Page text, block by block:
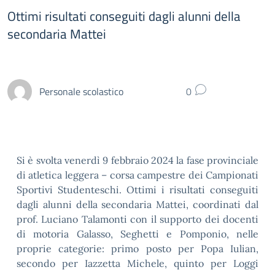
Ottimi risultati conseguiti dagli alunni della
secondaria Mattei
Personale scolastico 0
Si è svolta venerdì 9 febbraio 2024 la fase provinciale
di atletica leggera – corsa campestre dei Campionati
Sportivi Studenteschi. Ottimi i risultati conseguiti
dagli alunni della secondaria Mattei, coordinati dal
prof. Luciano Talamonti con il supporto dei docenti
di motoria Galasso, Seghetti e Pomponio, nelle
proprie categorie: primo posto per Popa Iulian,
secondo per Iazzetta Michele, quinto per Loggi